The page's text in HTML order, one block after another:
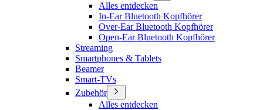
Alles entdecken
In-Ear Bluetooth Kopfhörer
Over-Ear Bluetooth Kopfhörer
Open-Ear Bluetooth Kopfhörer
Streaming
Smartphones & Tablets
Beamer
Smart-TVs
Zubehör
Alles entdecken